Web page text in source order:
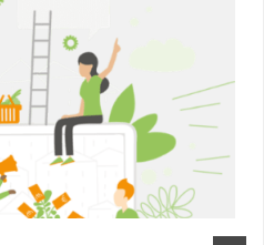
: l’aide locale pour vos travaux
(CEE)